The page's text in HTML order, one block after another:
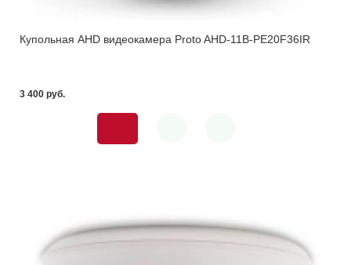
Купольная AHD видеокамера Proto AHD-11B-PE20F36IR
3 400 pуб.